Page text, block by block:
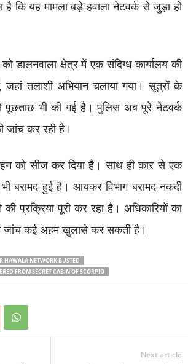
कि यह मामला बड़े हवाला नेटवर्क से जुड़ा हो
डालनवाला क्षेत्र में एक संदिग्ध कार्यालय की
जहां तलाशी अभियान चलाया गया। सूत्रों के
पूछताछ भी की गई है। पुलिस अब पूरे नेटवर्क
कर रही है।
को सीज कर दिया है। साथ ही कार से एक
बरामद हुई है। आयकर विभाग बरामद नकदी
प्रक्रिया पूरी कर रहा है। अधिकारियों का
जांच कई अहम खुलासे कर सकती है।
HAWALA NETWORK BUSTED
FROM SECRET CABIN OF SCORPIO
Next article